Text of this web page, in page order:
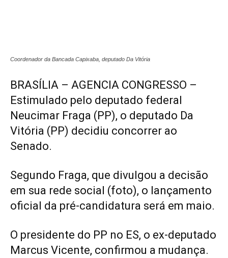
Coordenador da Bancada Capixaba, deputado Da Vitória
BRASÍLIA – AGENCIA CONGRESSO –
Estimulado pelo deputado federal
Neucimar Fraga (PP), o deputado Da
Vitória (PP) decidiu concorrer ao
Senado.
Segundo Fraga, que divulgou a decisão
em sua rede social (foto), o lançamento
oficial da pré-candidatura será em maio.
O presidente do PP no ES, o ex-deputado
Marcus Vicente, confirmou a mudança.